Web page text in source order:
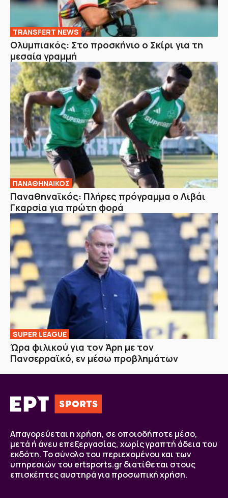
TRANSFERT NEWS
Ολυμπιακός: Στο προσκήνιο ο Σκίρι για τη
μεσαία γραμμή
ΠΑΝΑΘΗΝΑΙΚΟΣ
Παναθηναϊκός: Πλήρες πρόγραμμα ο Λιβάι
Γκαρσία για πρώτη φορά
SUPER LEAGUE
Ώρα φιλικού για τον Άρη με τον
Πανσερραϊκό, εν μέσω προβλημάτων
Απαγορεύεται η χρήση, σε οποιοδήποτε μέσο,
μετά ή άνευ επεξεργασίας, χωρίς γραπτή άδεια του
εκδότη. Το σύνολο του περιεχομένου και των
υπηρεσιών του ertsports.gr διατίθεται στους
επισκέπτες αυστηρά για προσωπική χρήση.